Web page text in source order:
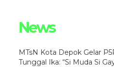
News
MTsN Kota Depok Gelar
Tunggal Ika: “Si Muda Si